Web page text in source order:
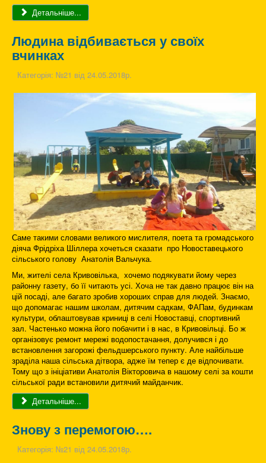
Детальніше...
Людина відбивається у своїх
вчинках
Категорія: №21 від 24.05.2018р.
Саме такими словами великого мислителя, поета та громадського
діяча Фрідріха Шіллера хочеться сказати про Новоставецького
сільського голову Анатолія Вальчука.
Ми, жителі села Кривовілька, хочемо подякувати йому через
районну газету, бо її читають усі. Хоча не так давно працює він на
цій посаді, але багато зробив хороших справ для людей. Знаємо,
що допомагає нашим школам, дитячим садкам, ФАПам, будинкам
культури, облаштовував криниці в селі Новоставці, спортивний
зал. Частенько можна його побачити і в нас, в Кривовільці. Бо ж
організовує ремонт мережі водопостачання, долучився і до
встановлення загорожі фельдшерського пункту. Але найбільше
зраділа наша сільська дітвора, адже їм тепер є де відпочивати.
Тому що з ініціативи Анатолія Вікторовича в нашому селі за кошти
сільської ради встановили дитячий майданчик.
Детальніше...
Знову з перемогою….
Категорія: №21 від 24.05.2018р.